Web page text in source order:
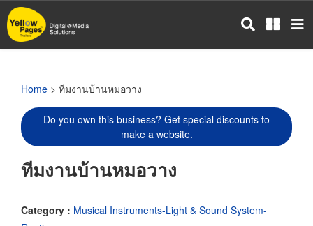
Skip
to
main
Home > ทีมงานบ้านหมอวาง
Do you own this business? Get special discounts to
make a website.
ทีมงานบ้านหมอวาง
Category : Musical Instruments-Light & Sound System-